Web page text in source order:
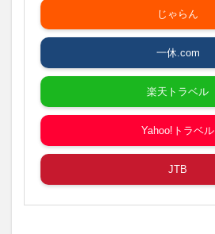
じゃらん
一休.com
楽天トラベル
Yahoo!トラベル
JTB